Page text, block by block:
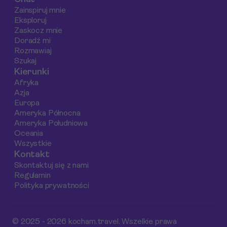
która lokalizacja
będzie dla Ciebie
najlepsza i jak
znaleźć
zakwaterowanie
dopasowane do
Twojego budżetu i
stylu podróżowania.
Zainspiruj mnie
Eksploruj
Zaskocz mnie
Doradź mi
Rozmawiaj
Szukaj
Kierunki
Afryka
Azja
Europa
Ameryka Północna
Ameryka Południowa
Oceania
Wszystkie
Kontakt
Skontaktuj się z nami
Regulamin
Polityka prywatności
© 2025 - 2026 kocham.travel. Wszelkie prawa